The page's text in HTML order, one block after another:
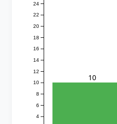
4
6
8
10
12
14
16
18
20
22
24
10